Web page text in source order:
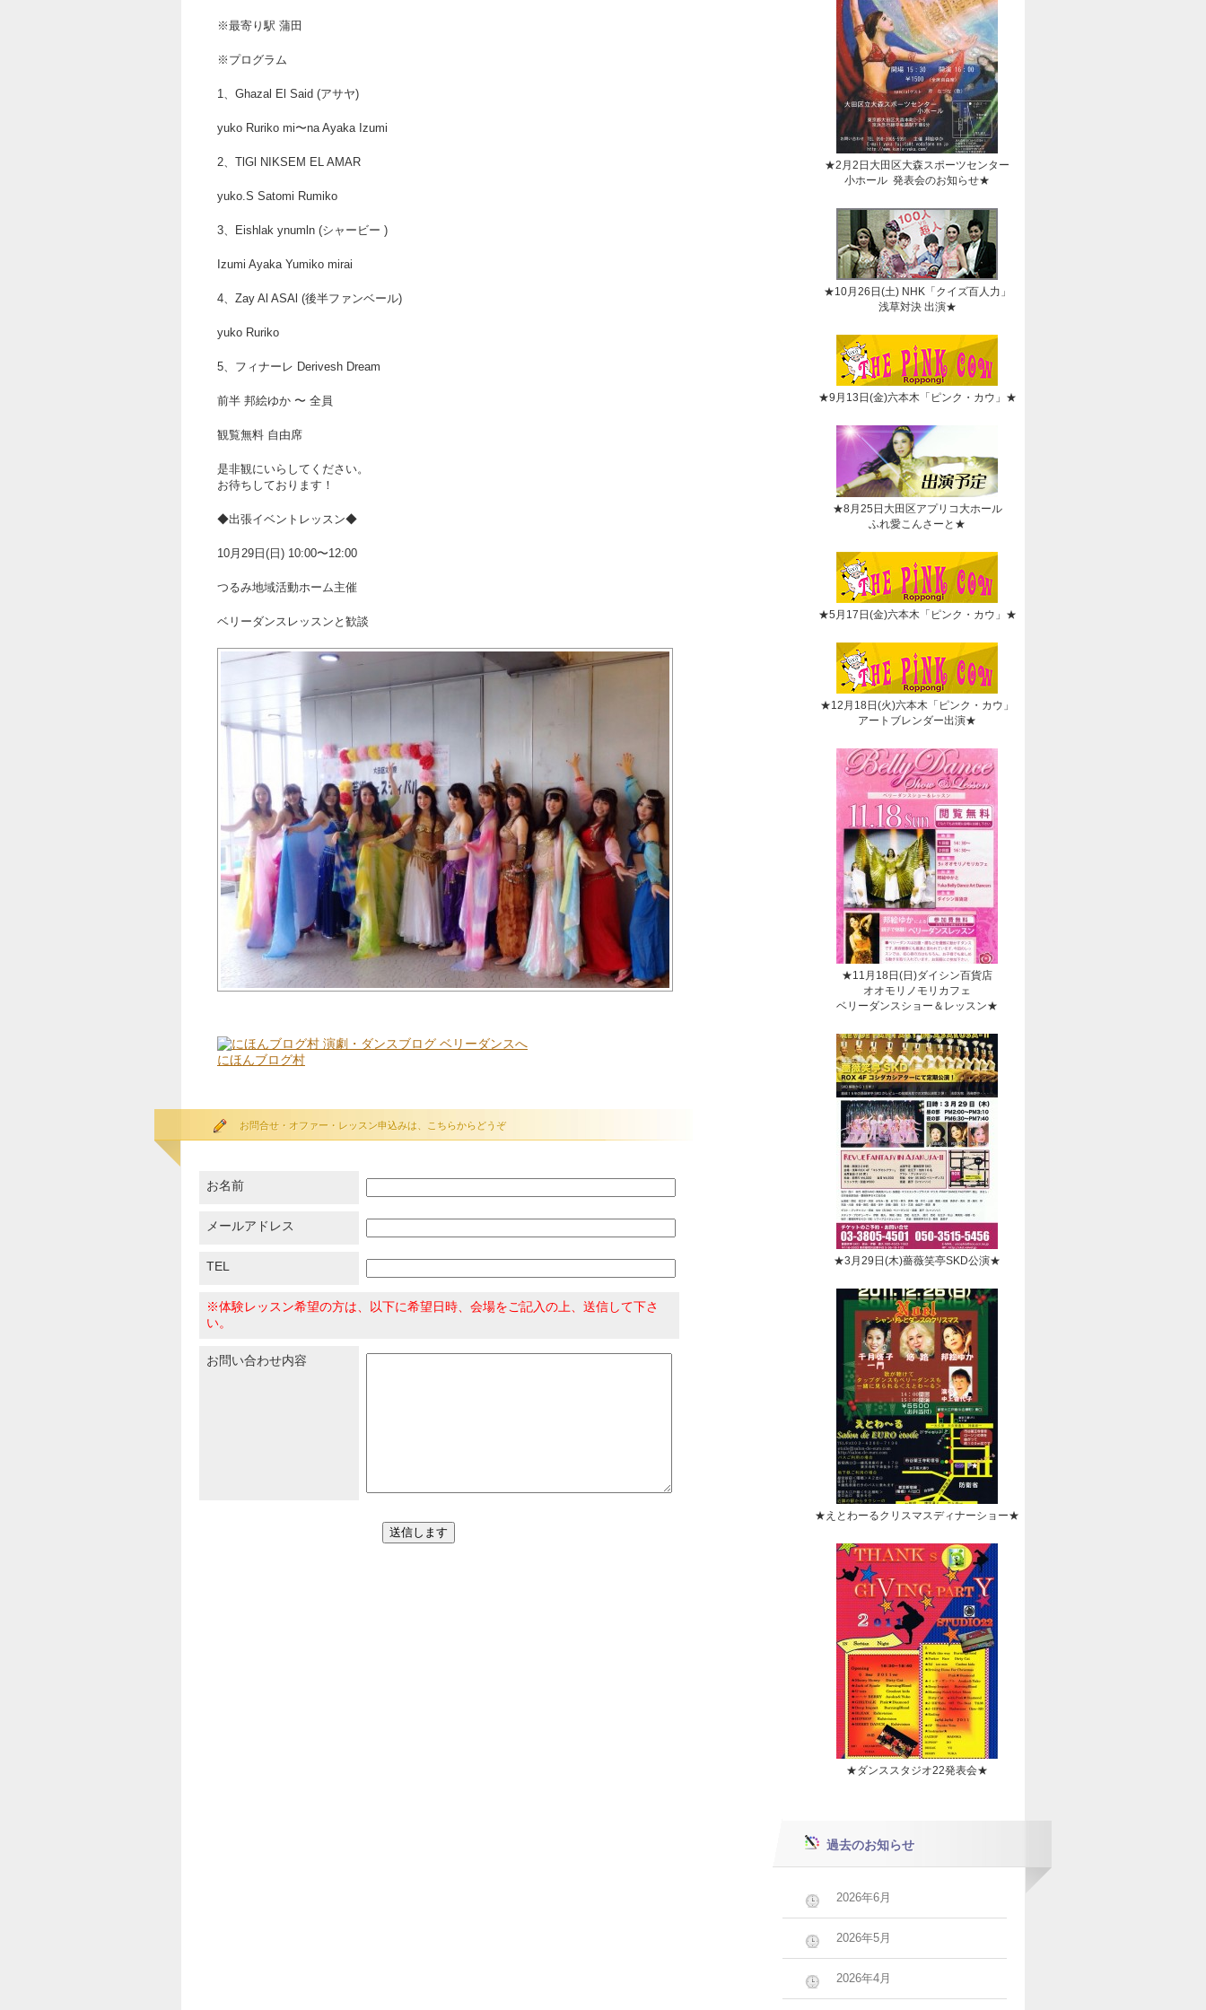
※最寄り駅 蒲田
※プログラム
1、Ghazal El Said (アサヤ)
yuko Ruriko mi〜na Ayaka Izumi
2、TlGl NIKSEM EL AMAR
yuko.S Satomi Rumiko
3、Eishlak ynumln (シャービー )
Izumi Ayaka Yumiko mirai
4、Zay Al ASAl (後半ファンベール)
yuko Ruriko
5、フィナーレ Derivesh Dream
前半 邦絵ゆか 〜 全員
観覧無料 自由席
是非観にいらしてください。
お待ちしております！
◆出張イベントレッスン◆
10月29日(日) 10:00〜12:00
つるみ地域活動ホーム主催
ベリーダンスレッスンと歓談
にほんブログ村
お問合せ・オファー・レッスン申込みは、こちらからどうぞ
お名前
メールアドレス
TEL
※体験レッスン希望の方は、以下に希望日時、会場をご記入の上、送信して下さ
い。
お問い合わせ内容
★2月2日大田区大森スポーツセンター
小ホール 発表会のお知らせ★
★10月26日(土) NHK「クイズ百人力」
浅草対決 出演★
★9月13日(金)六本木「ピンク・カウ」★
★8月25日大田区アプリコ大ホール
ふれ愛こんさーと★
★5月17日(金)六本木「ピンク・カウ」★
★12月18日(火)六本木「ピンク・カウ」
アートブレンダー出演★
★11月18日(日)ダイシン百貨店
オオモリノモリカフェ
ベリーダンスショー＆レッスン★
★3月29日(木)薔薇笑亭SKD公演★
★えとわーるクリスマスディナーショー★
★ダンススタジオ22発表会★
過去のお知らせ
2026年6月
2026年5月
2026年4月